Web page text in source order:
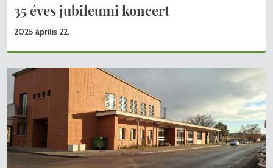
35 éves jubileumi koncert
2025 április 22.